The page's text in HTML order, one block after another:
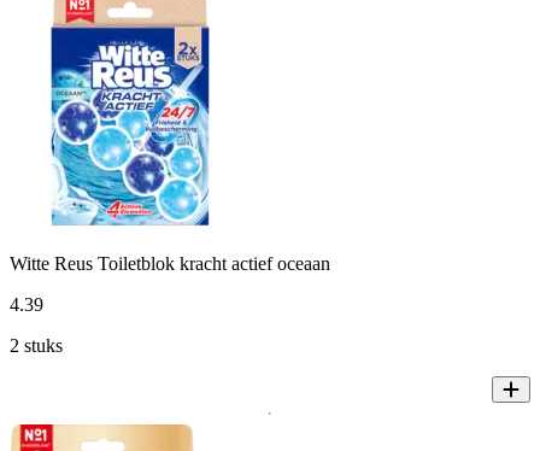
Witte Reus Toiletblok kracht actief oceaan
4.39
2 stuks